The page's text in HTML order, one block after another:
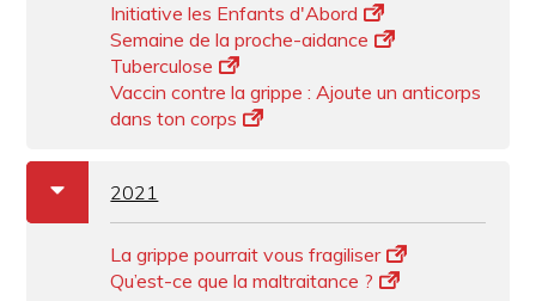
Initiative les Enfants d'Abord
Semaine de la proche-aidance
Tuberculose
Vaccin contre la grippe : Ajoute un anticorps
dans ton corps
a
b 2021
La grippe pourrait vous fragiliser
Qu’est-ce que la maltraitance ?